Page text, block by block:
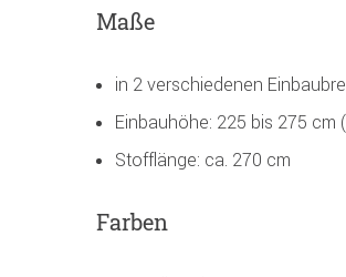
Maße
in 2 verschiedenen
Einbauhöhe: 225 bis 275 cm
Stofflänge: ca. 270 cm
Farben